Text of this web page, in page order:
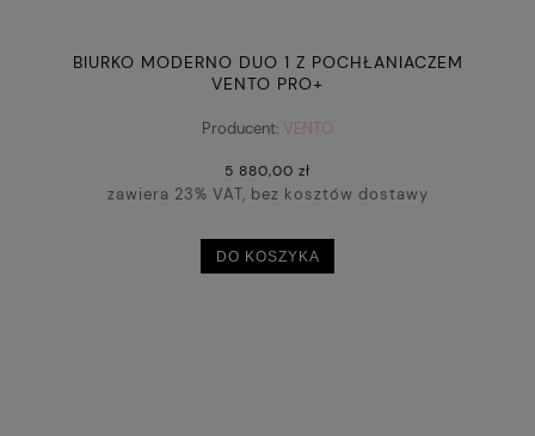
BIURKO MODERNO DUO 1 Z POCHŁANIACZEM
VENTO PRO+
Producent: VENTO
5 880,00 zł
zawiera 23% VAT, bez kosztów dostawy
DO KOSZYKA